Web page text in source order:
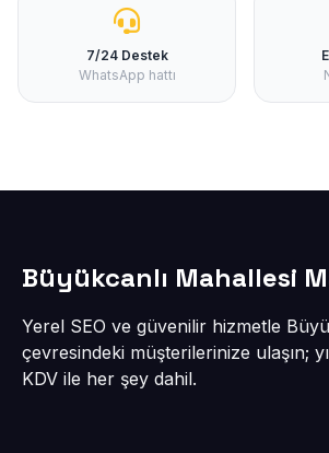
7/24 Destek
WhatsApp hattı
Büyükcanlı Mahallesi
Yerel SEO ve güvenilir hizmetle
çevresindeki müşterilerinize ulaşın;
KDV ile her şey dahil.